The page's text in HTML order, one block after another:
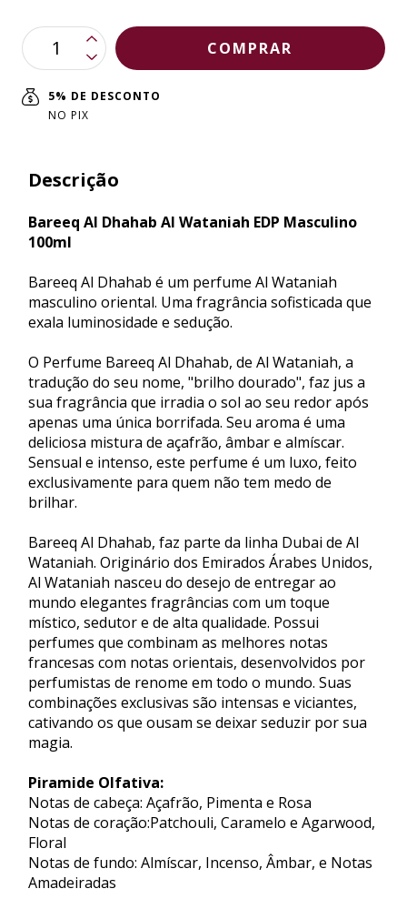
5% DE DESCONTO
NO PIX
Descrição
Bareeq Al Dhahab Al Wataniah EDP Masculino
100ml
Bareeq Al Dhahab é um perfume Al Wataniah
masculino oriental. Uma fragrância sofisticada que
exala luminosidade e sedução.
O Perfume Bareeq Al Dhahab, de Al Wataniah, a
tradução do seu nome, "brilho dourado", faz jus a
sua fragrância que irradia o sol ao seu redor após
apenas uma única borrifada. Seu aroma é uma
deliciosa mistura de açafrão, âmbar e almíscar.
Sensual e intenso, este perfume é um luxo, feito
exclusivamente para quem não tem medo de
brilhar.
Bareeq Al Dhahab, faz parte da linha Dubai de Al
Wataniah. Originário dos Emirados Árabes Unidos,
Al Wataniah nasceu do desejo de entregar ao
mundo elegantes fragrâncias com um toque
místico, sedutor e de alta qualidade. Possui
perfumes que combinam as melhores notas
francesas com notas orientais, desenvolvidos por
perfumistas de renome em todo o mundo. Suas
combinações exclusivas são intensas e viciantes,
cativando os que ousam se deixar seduzir por sua
magia.
Piramide Olfativa:
Notas de cabeça: Açafrão, Pimenta e Rosa
Notas de coração:Patchouli, Caramelo e Agarwood,
Floral
Notas de fundo: Almíscar, Incenso, Âmbar, e Notas
Amadeiradas